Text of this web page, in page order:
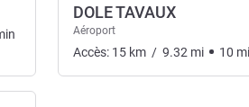
DOLE TAVAUX
Aéroport
Accès: 15 km / 9.32 mi 10